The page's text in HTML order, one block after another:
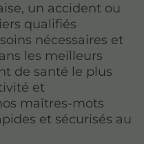
un accident ou
qualifiés
nécessaires et
les meilleurs
de santé le plus
et
maîtres-mots
et sécurisés au